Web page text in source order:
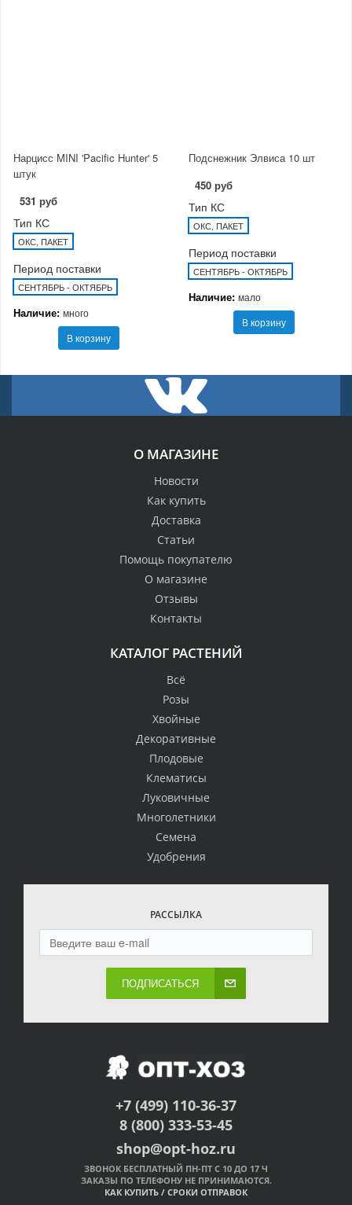
Нарцисс MINI 'Pacific Hunter' 5
штук
531 руб
Тип КС
ОКС, ПАКЕТ
Период поставки
СЕНТЯБРЬ - ОКТЯБРЬ
Наличие: много
В корзину
Подснежник Элвиса 10 шт
450 руб
Тип КС
ОКС, ПАКЕТ
Период поставки
СЕНТЯБРЬ - ОКТЯБРЬ
Наличие: мало
В корзину
О МАГАЗИНЕ
Новости
Как купить
Доставка
Статьи
Помощь покупателю
О магазине
Отзывы
Контакты
КАТАЛОГ РАСТЕНИЙ
Всё
Розы
Хвойные
Декоративные
Плодовые
Клематисы
Луковичные
Многолетники
Семена
Удобрения
РАССЫЛКА
ПОДПИСАТЬСЯ
+7 (499) 110-36-37
8 (800) 333-53-45
shop@opt-hoz.ru
ЗВОНОК БЕСПЛАТНЫЙ ПН-ПТ С 10 ДО 17 Ч
ЗАКАЗЫ ПО ТЕЛЕФОНУ НЕ ПРИНИМАЮТСЯ.
КАК КУПИТЬ / СРОКИ ОТПРАВОК